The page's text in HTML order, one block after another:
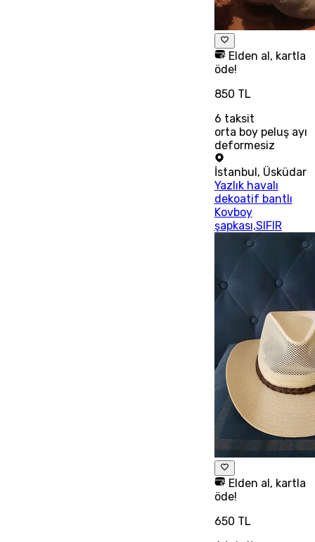
Elden al, kartla
öde!
850 TL
6 taksit
orta boy peluş ayı
deformesiz
İstanbul, Üsküdar
Yazlık havalı
dekoatif bantlı
Kovboy
şapkası,SIFIR
Elden al, kartla
öde!
650 TL